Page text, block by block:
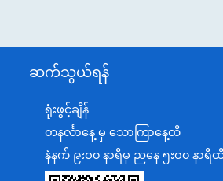
ဆက်သွယ်ရန်
ရုံးဖွင့်ချိန်
တနင်္လာနေ့ မှ သောကြာနေ့ထိ
နံနက် ၉းဝ၀ နာရီမှ ညနေ ၅းဝ၀ နာရီ